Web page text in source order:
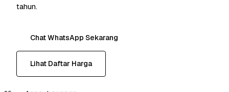
tahun.
Chat WhatsApp Sekarang
Lihat Daftar Harga